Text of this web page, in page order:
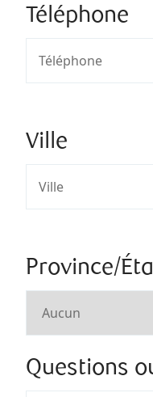
Téléphone
Ville
Province/
Questions